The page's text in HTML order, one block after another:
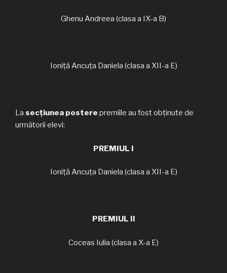
Ghenu Andreea (clasa a IX-a B)
Ioniță Ancuța Daniela (clasa a XII-a E)
La secțiunea postere premiile au fost obținute de
următorii elevi:
PREMIUL I
Ioniță Ancuța Daniela (clasa a XII-a E)
PREMIUL II
Coceas Iulia (clasa a X-a E)